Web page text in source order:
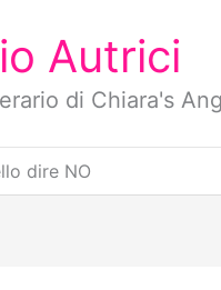
Autrici
di Chiara's
dire NO